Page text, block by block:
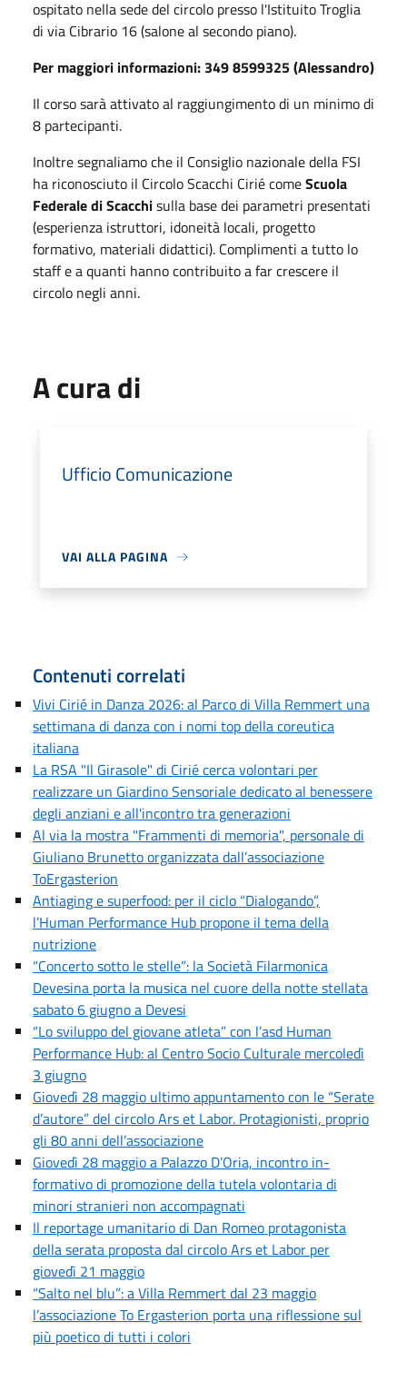
ospitato nella sede del circolo presso l'Istituito Troglia
di via Cibrario 16 (salone al secondo piano).
Per maggiori informazioni: 349 8599325 (Alessandro)
Il corso sarà attivato al raggiungimento di un minimo di
8 partecipanti.
Inoltre segnaliamo che il Consiglio nazionale della FSI
ha riconosciuto il Circolo Scacchi Cirié comeScuola
Federale di Scacchisulla base dei parametri presentati
(esperienza istruttori, idoneità locali, progetto
formativo, materiali didattici). Complimenti a tutto lo
staff e a quanti hanno contribuito a far crescere il
circolo negli anni.
A cura di
Ufficio Comunicazione
VAI ALLA PAGINA
Contenuti correlati
Vivi Cirié in Danza 2026: al Parco di Villa Remmert una
settimana di danza con i nomi top della coreutica
italiana
La RSA "Il Girasole" di Cirié cerca volontari per
realizzare un Giardino Sensoriale dedicato al benessere
degli anziani e all'incontro tra generazioni
Al via la mostra "Frammenti di memoria", personale di
Giuliano Brunetto organizzata dall’associazione
ToErgasterion
Antiaging e superfood: per il ciclo “Dialogando”,
l’Human Performance Hub propone il tema della
nutrizione
“Concerto sotto le stelle”: la Società Filarmonica
Devesina porta la musica nel cuore della notte stellata
sabato 6 giugno a Devesi
“Lo sviluppo del giovane atleta” con l’asd Human
Performance Hub: al Centro Socio Culturale mercoledì
3 giugno
Giovedì 28 maggio ultimo appuntamento con le “Serate
d’autore” del circolo Ars et Labor. Protagionisti, proprio
gli 80 anni dell’associazione
Giovedì 28 maggio a Palazzo D’Oria, incontro in-
formativo di promozione della tutela volontaria di
minori stranieri non accompagnati
Il reportage umanitario di Dan Romeo protagonista
della serata proposta dal circolo Ars et Labor per
giovedì 21 maggio
“Salto nel blu”: a Villa Remmert dal 23 maggio
l’associazione To Ergasterion porta una riflessione sul
più poetico di tutti i colori